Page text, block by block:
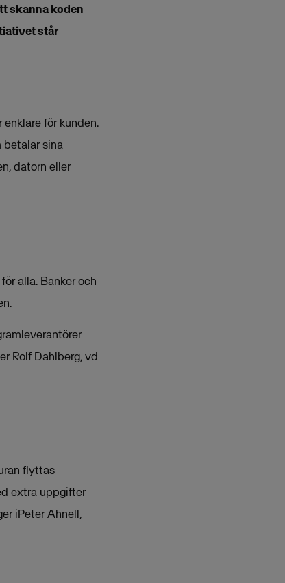
skanna koden
står
för kunden.
betalar sina
datorn eller
alla. Banker och
Rolf Dahlberg, vd
flyttas
extra uppgifter
iPeter Ahnell,